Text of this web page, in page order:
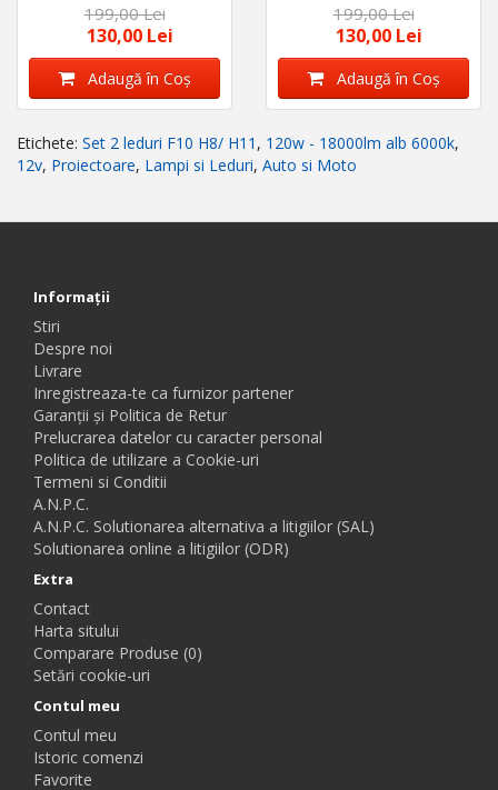
199,00 Lei
130,00 Lei
Adaugă în Coş
199,00 Lei
130,00 Lei
Adaugă în Coş
Etichete: Set 2 leduri F10 H8/ H11 , 120w - 18000lm alb 6000k,
12v, Proiectoare, Lampi si Leduri, Auto si Moto
Informaţii
Stiri
Despre noi
Livrare
Inregistreaza-te ca furnizor partener
Garanții și Politica de Retur
Prelucrarea datelor cu caracter personal
Politica de utilizare a Cookie-uri
Termeni si Conditii
A.N.P.C.
A.N.P.C. Solutionarea alternativa a litigiilor (SAL)
Solutionarea online a litigiilor (ODR)
Extra
Contact
Harta sitului
Comparare Produse (0)
Setări cookie-uri
Contul meu
Contul meu
Istoric comenzi
Favorite